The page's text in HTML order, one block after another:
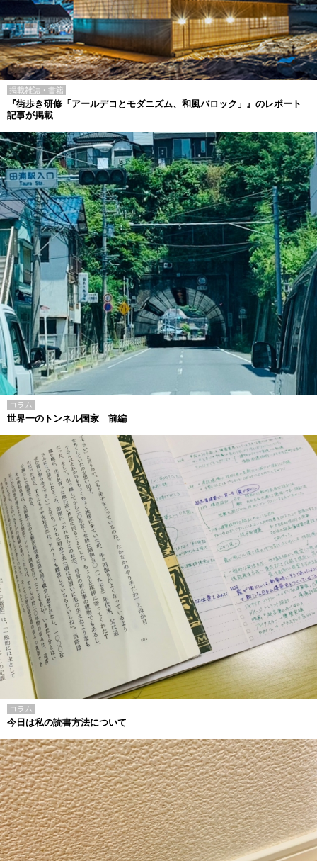
掲載雑誌・書籍
『街歩き研修「アールデコとモダニズム、和風バロック」』のレポート
記事が掲載
コラム
世界一のトンネル国家 前編
コラム
今日は私の読書方法について